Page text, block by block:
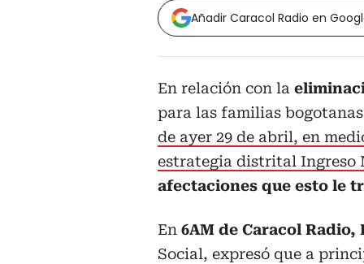
Añadir Caracol Radio en
En relación con la
para las familias
de ayer 29 de abril, en
estrategia distrital Ingreso
afectaciones que esto le
En 6AM de Caracol
Social, expresó que a